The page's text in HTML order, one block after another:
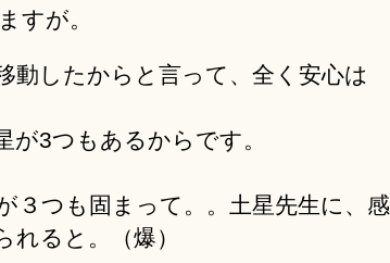
すが。
動したからと言って、全く安心は
が3つもあるからです。
３つも固まって。。土星先生に、感
れると。（爆）